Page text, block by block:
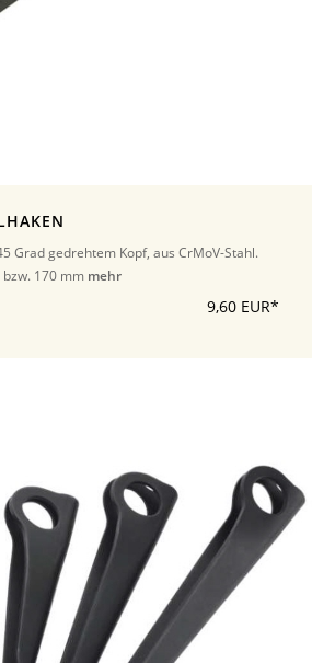
Grad gedrehtem Kopf, aus CrMoV-Stahl.
170 mm mehr
9,60 EUR*